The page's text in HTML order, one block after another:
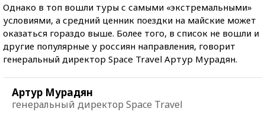
Однако в топ вошли туры с самыми «экстремальными»
условиями, а средний ценник поездки на майские может
оказаться гораздо выше. Более того, в список не вошли и
другие популярные у россиян направления, говорит
генеральный директор Space Travel Артур Мурадян.
Артур Мурадян
генеральный директор Space Travel